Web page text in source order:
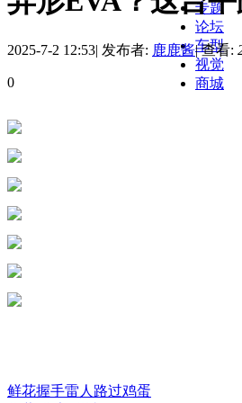
专题
论坛
车型
视觉
商城
2025-7-2 12:53| 发布者: 鹿鹿酱|查看:
0
鲜花握手雷人 路过鸡蛋